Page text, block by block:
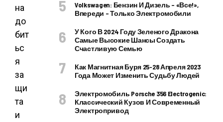
на
до
бит
ьс
я
за
щи
та
и
Volkswagen: Бензин И Дизель – «все!»,
Впереди – Только Электромобили
У Кого В 2024 Году Зеленого Дракона
Самые Высокие Шансы Создать
Счастливую Семью
Как Магнитная Буря 25-28 Апреля 2023
Года Может Изменить Судьбу Людей
Электромобиль Porsche 356 Electrogenic:
Классический Кузов И Современный
Электропривод